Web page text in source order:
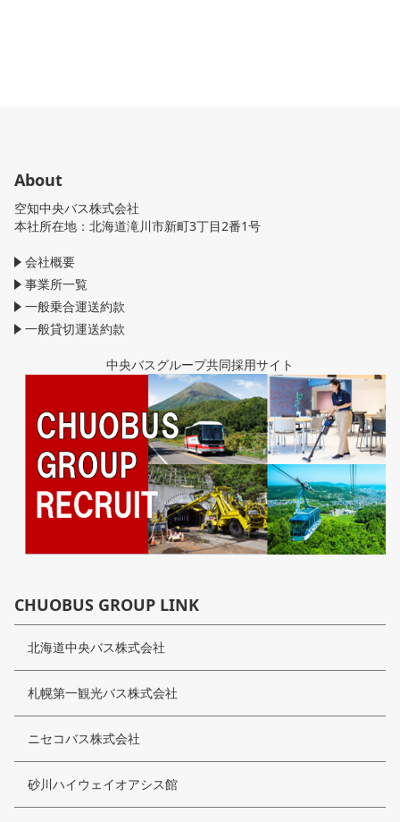
About
空知中央バス株式会社
本社所在地：北海道滝川市新町3丁目2番1号
会社概要
事業所一覧
一般乗合運送約款
一般貸切運送約款
中央バスグループ共同採用サイト
CHUOBUS GROUP LINK
北海道中央バス株式会社
札幌第一観光バス株式会社
ニセコバス株式会社
砂川ハイウェイオアシス館